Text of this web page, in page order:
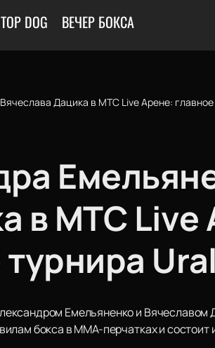
TOP DOG ВЕЧЕР БОКСА
Дацика в MTC Live Арене: главное
в MTC Live
Емельяненко и
бокса в ММА-перчатках и состоит